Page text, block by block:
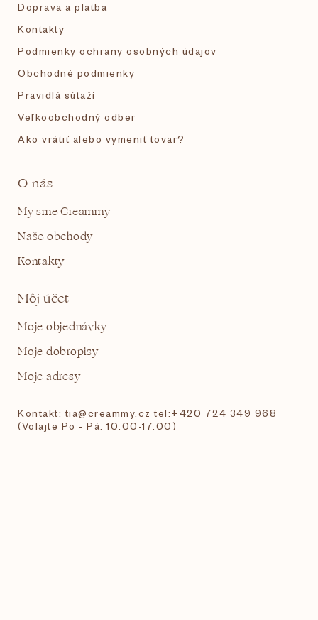
Doprava a platba
Kontakty
Podmienky ochrany osobných údajov
Obchodné podmienky
Pravidlá súťaží
Veľkoobchodný odber
Ako vrátiť alebo vymeniť tovar?
O nás
My sme Creammy
Naše obchody
Kontakty
Môj účet
Moje objednávky
Moje dobropisy
Moje adresy
Kontakt: tia@creammy.cz tel:+420 724 349 968
(Volajte Po - Pá: 10:00-17:00)